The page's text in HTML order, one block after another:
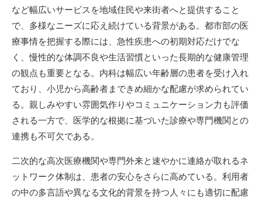
など幅広いサービスを地域住民や来街者へと提供すること
で、多様なニーズに応え続けている背景がある。都市部の医
療事情を把握する際には、急性疾患への初期対応だけでな
く、慢性的な体調不良や生活習慣といった長期的な健康管理
の観点も重要となる。内科は幅広い年齢層の患者を受け入れ
ており、小児から高齢者まできめ細かな配慮が求められてい
る。親しみやすい雰囲気作りやコミュニケーション力も評価
される一方で、医学的な根拠に基づいた診療や専門機関との
連携も不可欠である。
二次的な高次医療機関や専門外来と速やかに連絡が取れるネ
ットワーク体制は、患者の安心をさらに高めている。利用者
の中の多言語や異なる文化的背景を持つ人々にも適切に配慮